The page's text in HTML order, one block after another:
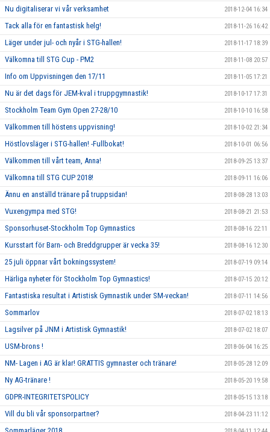
Nu digitaliserar vi vår verksamhet 2018-12-04 16:34
Tack alla för en fantastisk helg! 2018-11-26 16:42
Läger under jul- och nyår i STG-hallen! 2018-11-17 18:39
Välkomna till STG Cup - PM2 2018-11-08 20:57
Info om Uppvisningen den 17/11 2018-11-05 17:21
Nu är det dags för JEM-kval i truppgymnastik! 2018-10-17 17:31
Stockholm Team Gym Open 27-28/10 2018-10-10 16:58
Välkommen till höstens uppvisning! 2018-10-02 21:34
Höstlovsläger i STG-hallen! -Fullbokat! 2018-10-01 06:56
Välkommen till vårt team, Anna! 2018-09-25 13:37
Välkomna till STG CUP 2018! 2018-09-11 16:06
Ännu en anställd tränare på truppsidan! 2018-08-28 13:03
Vuxengympa med STG! 2018-08-21 21:53
Sponsorhuset-Stockholm Top Gymnastics 2018-08-16 22:11
Kursstart för Barn- och Breddgrupper är vecka 35! 2018-08-16 12:30
25 juli öppnar vårt bokningssystem! 2018-07-19 09:14
Härliga nyheter för Stockholm Top Gymnastics! 2018-07-15 20:12
Fantastiska resultat i Artistisk Gymnastik under SM-veckan! 2018-07-11 14:56
Sommarlov 2018-07-02 18:13
Lagsilver på JNM i Artistisk Gymnastik! 2018-07-02 18:07
USM-brons ! 2018-06-04 16:25
NM- Lagen i AG är klar! GRATTIS gymnaster och tränare! 2018-05-28 12:09
Ny AG-tränare ! 2018-05-20 19:58
GDPR-INTEGRITETSPOLICY 2018-05-15 13:18
Vill du bli vår sponsorpartner? 2018-04-23 11:12